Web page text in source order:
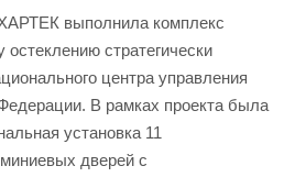
выполнила комплекс
остеклению стратегически
центра управления
В рамках проекта была
установка 11
дверей с